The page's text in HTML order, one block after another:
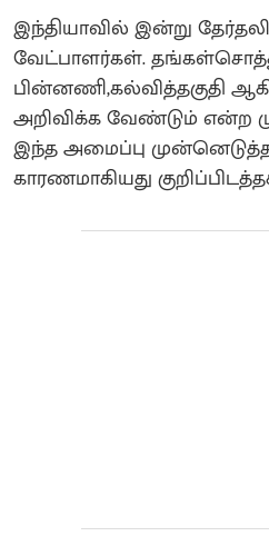
இந்தியாவில் இன்று
வேட்பாளர்கள்.
பின்னணி,கல்வித்தகுதி
அறிவிக்க வேண்டும் என்ற
இந்த அமைப்பு
காரணமாகியது